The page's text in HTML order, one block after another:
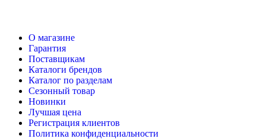
О магазине
Гарантия
Поставщикам
Каталоги брендов
Каталог по разделам
Сезонный товар
Новинки
Лучшая цена
Регистрация клиентов
Политика конфиденциальности